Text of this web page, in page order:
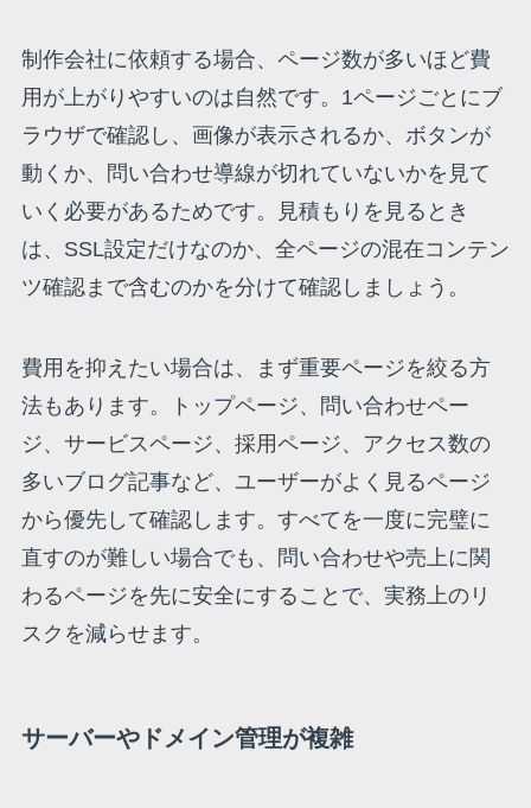
制作会社に依頼する場合、ページ数が多いほど費
用が上がりやすいのは自然です。1ページごとにブ
ラウザで確認し、画像が表示されるか、ボタンが
動くか、問い合わせ導線が切れていないかを見て
いく必要があるためです。見積もりを見るとき
は、SSL設定だけなのか、全ページの混在コンテン
ツ確認まで含むのかを分けて確認しましょう。
費用を抑えたい場合は、まず重要ページを絞る方
法もあります。トップページ、問い合わせペー
ジ、サービスページ、採用ページ、アクセス数の
多いブログ記事など、ユーザーがよく見るページ
から優先して確認します。すべてを一度に完璧に
直すのが難しい場合でも、問い合わせや売上に関
わるページを先に安全にすることで、実務上のリ
スクを減らせます。
サーバーやドメイン管理が複雑